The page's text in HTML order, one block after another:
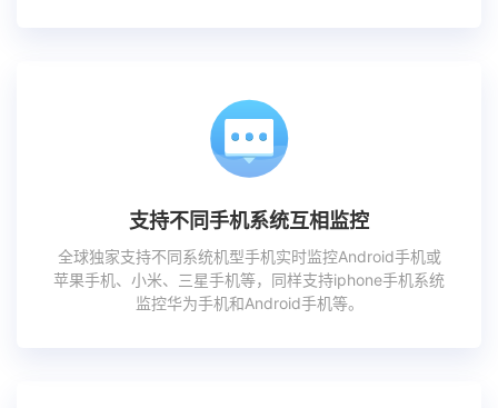
支持不同手机系统互相监控
全球独家支持不同系统机型手机实时监控Android手机或
苹果手机、小米、三星手机等，同样支持iphone手机系统
监控华为手机和Android手机等。